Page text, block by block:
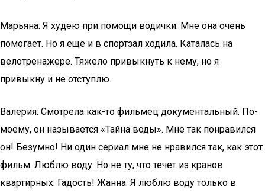
Марьяна: Я худею при помощи водички. Мне она очень
помогает. Но я еще и в спортзал ходила. Каталась на
велотренажере. Тяжело привыкнуть к нему, но я
привыкну и не отступлю.
Валерия: Смотрела как-то фильмец документальный. По-
моему, он называется «Тайна воды». Мне так понравился
он! Безумно! Ни один сериал мне не нравился так, как этот
фильм. Люблю воду. Но не ту, что течет из кранов
квартирных. Гадость! Жанна: Я люблю воду только в